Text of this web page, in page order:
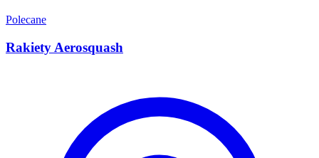
Polecane
Rakiety Aerosquash